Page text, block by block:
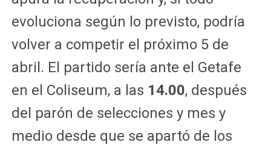
evoluciona según lo previsto, podría
volver a competir el próximo 5 de
abril. El partido sería ante el Getafe
en el Coliseum, a las 14.00, después
del parón de selecciones y mes y
medio desde que se apartó de los